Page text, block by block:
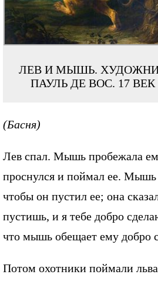
ЛЕВ И МЫШЬ.
ПАУЛЬ ДЕ ВОС. 17 ВЕК
(Басня)
Лев спал. Мышь пробежала
проснулся и поймал ее. Мышь
чтобы он пустил ее; она
пустишь, и я тебе добро
что мышь обещает ему добро
Потом охотники поймали